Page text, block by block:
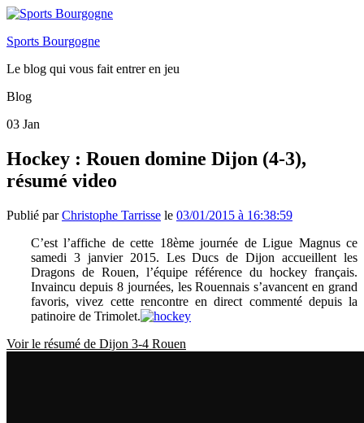
Sports Bourgogne
Le blog qui vous fait entrer en jeu
Blog
03 Jan
Hockey : Rouen domine Dijon (4-3),
résumé video
Publié parChristophe Tarrisse le 03/01/2015 à 16:38:59
C’est l’affiche de cette 18ème journée de Ligue Magnus ce
samedi 3 janvier 2015. Les Ducs de Dijon accueillent les
Dragons de Rouen, l’équipe référence du hockey français.
Invaincu depuis 8 journées, les Rouennais s’avancent en grand
favoris, vivez cette rencontre en direct commenté depuis la
patinoire de Trimolet.
Voir le résumé de Dijon 3-4 Rouen